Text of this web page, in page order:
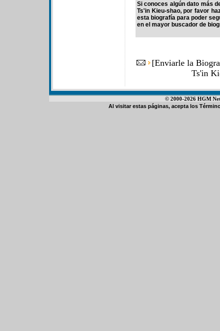
Si conoces algún dato más
Ts'in Kieu-shao, por favor
esta biografía para poder
en el mayor buscador de
[Enviarle la
Ts'in
© 2000-2026 HGM
Al visitar estas páginas, acepta los